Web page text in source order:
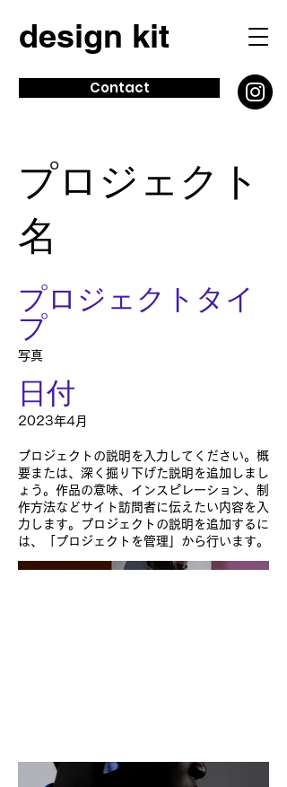
design kit
Contact
プロジェクト
名
プロジェクトタイ
プ
写真
日付
2023年4月
プロジェクトの説明を入力してください。概
要または、深く掘り下げた説明を追加しまし
ょう。作品の意味、インスピレーション、制
作方法などサイト訪問者に伝えたい内容を入
力します。プロジェクトの説明を追加するに
は、「プロジェクトを管理」から行います。